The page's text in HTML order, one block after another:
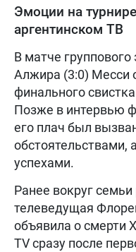
Эмоции на
аргентинском ТВ
В матче группового
Алжира (3:0) Месси
финального
Позже в интервью
его плач был
обстоятельствами,
успехами.
Ранее вокруг
телеведущая
объявила о смерти
TV сразу после